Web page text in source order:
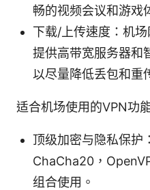
畅的视频会议和游戏
下载/上传速度：机
提供高带宽服务器和
以尽量降低丢包和重
适合机场使用的VPN功
顶级加密与隐私保护
ChaCha20，
组合使用。